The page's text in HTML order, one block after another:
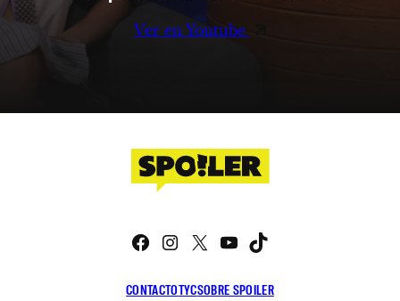
Ver en Youtube
CONTACTOTYCSOBRE SPOILER
Facebook
Instagram
X YouTube